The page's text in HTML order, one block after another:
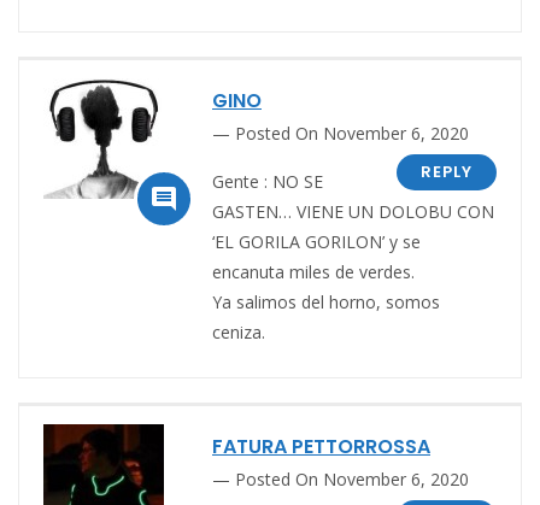

GINO
Posted On November 6, 2020
REPLY
Gente : NO SE
GASTEN… VIENE UN DOLOBU CON
‘EL GORILA GORILON’ y se
encanuta miles de verdes.
Ya salimos del horno, somos
ceniza.
FATURA PETTORROSSA
Posted On November 6, 2020